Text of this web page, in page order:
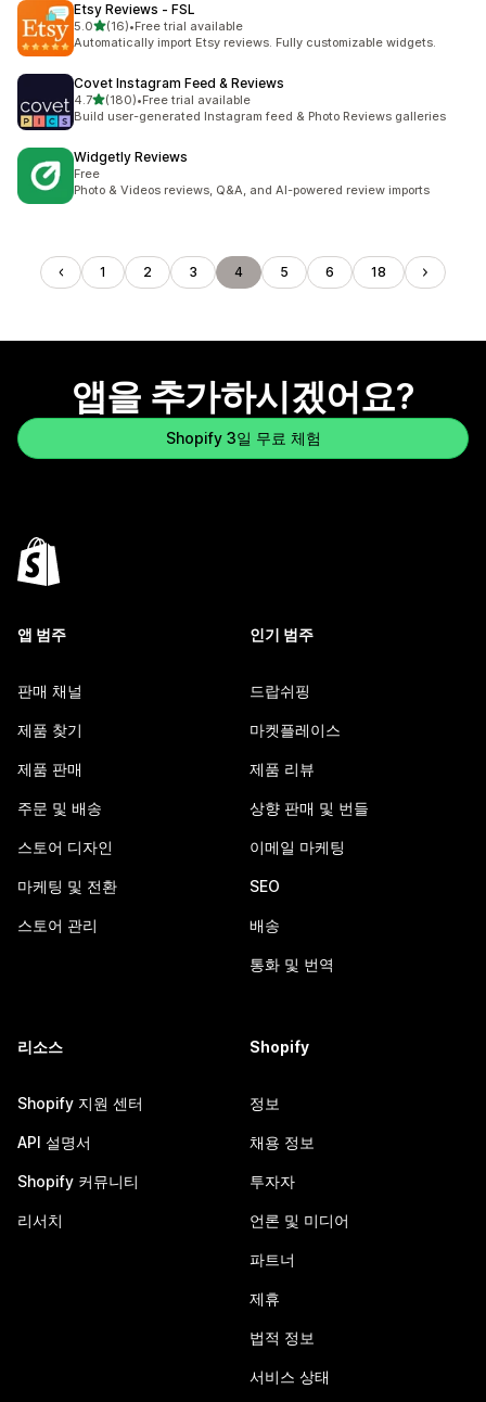
Etsy Reviews ‑ FSL
5.0별 5개 중
(16)
총 리뷰 16개
•Free trial available
Automatically import Etsy reviews. Fully customizable widgets.
Covet Instagram Feed & Reviews
4.7별 5개 중
(180)
총 리뷰 180개
•Free trial available
Build user-generated Instagram feed & Photo Reviews galleries
Widgetly Reviews
Free
Photo & Videos reviews, Q&A, and AI-powered review imports
1 2 3 4 5 6 18
앱을 추가하시겠어요?
Shopify 3일 무료 체험
앱 범주
판매 채널
제품 찾기
제품 판매
주문 및 배송
스토어 디자인
마케팅 및 전환
스토어 관리
인기 범주
드랍쉬핑
마켓플레이스
제품 리뷰
상향 판매 및 번들
이메일 마케팅
SEO
배송
통화 및 번역
리소스
Shopify 지원 센터
API 설명서
Shopify 커뮤니티
리서치
Shopify
정보
채용 정보
투자자
언론 및 미디어
파트너
제휴
법적 정보
서비스 상태